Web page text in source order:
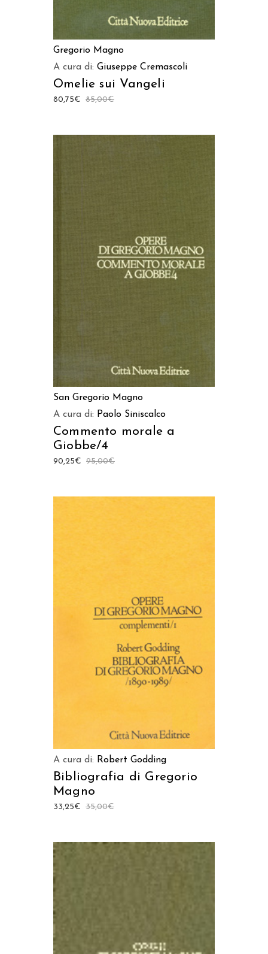
Gregorio Magno
A cura di: Giuseppe Cremascoli
Omelie sui Vangeli
85,00€
80,75€
AGGIUNGI AL CARRELLO
San Gregorio Magno
A cura di: Paolo Siniscalco
Commento morale a
Giobbe/4
95,00€
90,25€
AGGIUNGI AL CARRELLO
A cura di: Robert Godding
Bibliografia di Gregorio
Magno
35,00€
33,25€